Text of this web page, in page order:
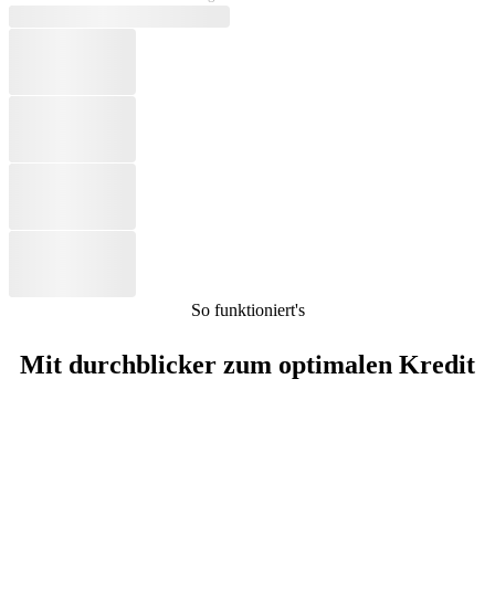
So funktioniert's
Mit durchblicker zum optimalen Kredit